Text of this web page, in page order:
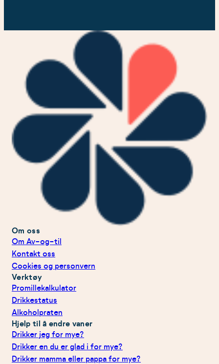
Om oss
Om Av-og-til
Kontakt oss
Cookies og personvern
Verktøy
Promillekalkulator
Drikkestatus
Alkoholpraten
Hjelp til å endre vaner
Drikker jeg for mye?
Drikker en du er glad i for mye?
Drikker mamma eller pappa for mye?